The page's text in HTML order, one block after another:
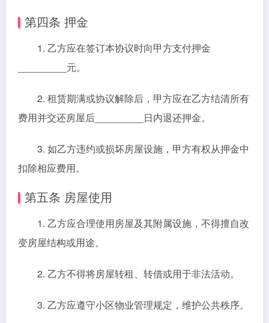
第四条 押金
1. 乙方应在签订本协议时向甲方支付押金
_________元。
2. 租赁期满或协议解除后，甲方应在乙方结清所有
费用并交还房屋后_________日内退还押金。
3. 如乙方违约或损坏房屋设施，甲方有权从押金中
扣除相应费用。
第五条 房屋使用
1. 乙方应合理使用房屋及其附属设施，不得擅自改
变房屋结构或用途。
2. 乙方不得将房屋转租、转借或用于非法活动。
3. 乙方应遵守小区物业管理规定，维护公共秩序。